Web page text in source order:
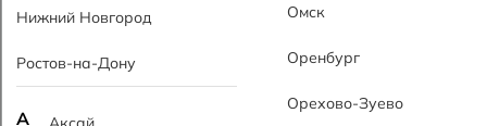
Нижний Новгород
Ростов-на-Дону
А
Омск
Оренбург
Орехово-Зуево